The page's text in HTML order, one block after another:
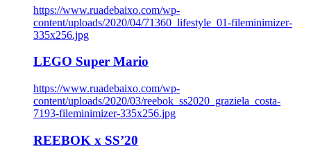
https://www.ruadebaixo.com/wp-
content/uploads/2020/04/71360_lifestyle_01-fileminimizer-
335x256.jpg
LEGO Super Mario
https://www.ruadebaixo.com/wp-
content/uploads/2020/03/reebok_ss2020_graziela_costa-
7193-fileminimizer-335x256.jpg
REEBOK x SS’20